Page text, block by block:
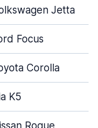
Jetta
Focus
Corolla
K5
Rogue